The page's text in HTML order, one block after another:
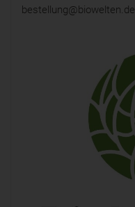
bestellung@biowelten.de